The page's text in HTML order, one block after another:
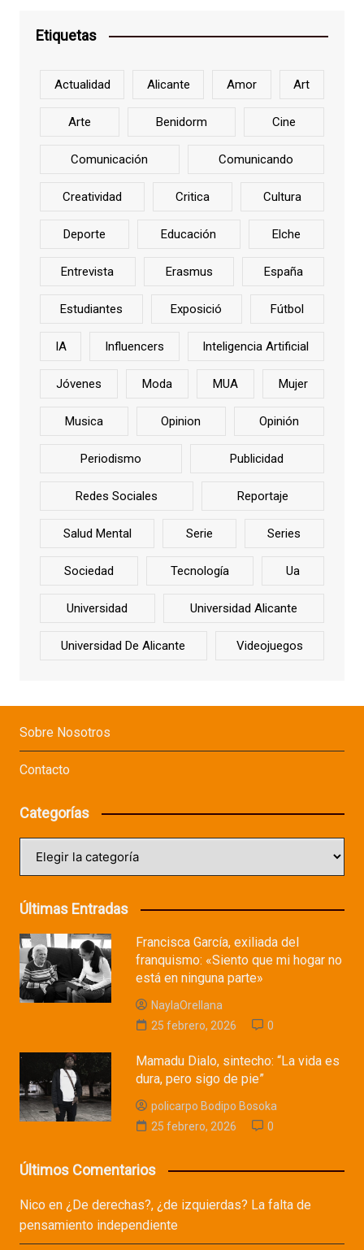
Etiquetas
Actualidad Alicante Amor Art
Arte Benidorm Cine
Comunicación Comunicando
Creatividad Critica Cultura
Deporte Educación Elche
Entrevista Erasmus España
Estudiantes Exposició Fútbol
IA Influencers Inteligencia Artificial
Jóvenes Moda MUA Mujer
Musica Opinion Opinión
Periodismo Publicidad
Redes Sociales Reportaje
Salud Mental Serie Series
Sociedad Tecnología Ua
Universidad Universidad Alicante
Universidad De Alicante Videojuegos
Sobre Nosotros
Contacto
Categorías
Últimas Entradas
Francisca García, exiliada del
franquismo: «Siento que mi hogar no
está en ninguna parte»
NaylaOrellana
25 febrero, 2026
0
Mamadu Dialo, sintecho: “La vida es
dura, pero sigo de pie”
policarpo Bodipo Bosoka
25 febrero, 2026
0
Últimos Comentarios
Nicoen ¿De derechas?, ¿de izquierdas? La falta de
pensamiento independiente